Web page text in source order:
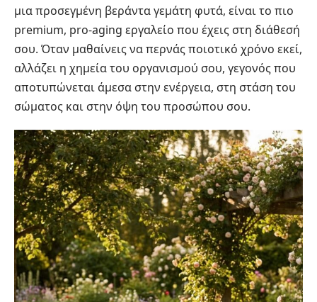
μια προσεγμένη βεράντα γεμάτη φυτά, είναι το πιο
premium, pro-aging εργαλείο που έχεις στη διάθεσή
σου. Όταν μαθαίνεις να περνάς ποιοτικό χρόνο εκεί,
αλλάζει η χημεία του οργανισμού σου, γεγονός που
αποτυπώνεται άμεσα στην ενέργεια, στη στάση του
σώματος και στην όψη του προσώπου σου.